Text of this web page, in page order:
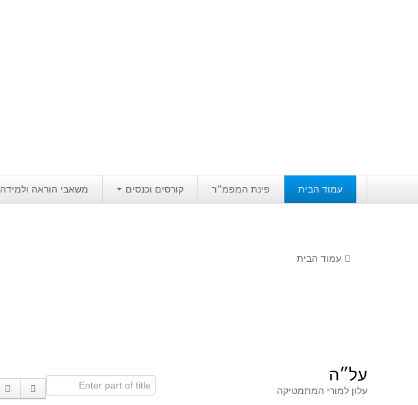
עמוד הבית פינת המפמ״ר קורסים וכנסים משאבי הוראה ולמידה
עמוד הבית
Enter part of title על״ה
עלון למורי המתמטיקה